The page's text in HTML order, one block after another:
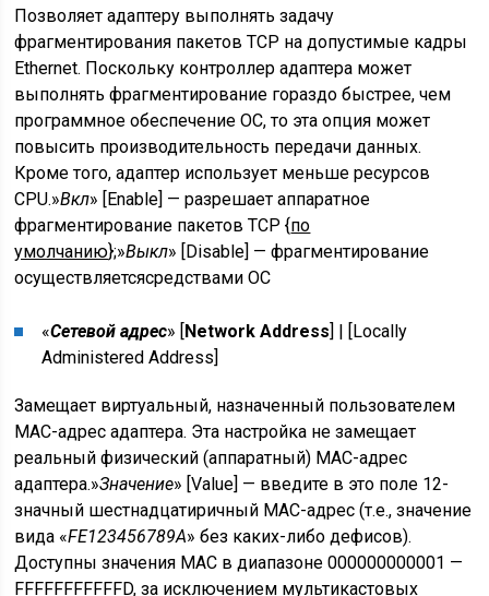
Позволяет адаптеру выполнять задачу
фрагментирования пакетов TCP на допустимые кадры
Ethernet. Поскольку контроллер адаптера может
выполнять фрагментирование гораздо быстрее, чем
программное обеспечение ОС, то эта опция может
повысить производительность передачи данных.
Кроме того, адаптер использует меньше ресурсов
CPU.»Вкл» [Enable] — разрешает аппаратное
фрагментирование пакетов TCP {по
умолчанию};»Выкл» [Disable] — фрагментирование
осуществляетсясредствами ОС
«Сетевой адрес» [Network Address] | [Locally
Administered Address]
Замещает виртуальный, назначенный пользователем
MAC-адрес адаптера. Эта настройка не замещает
реальный физический (аппаратный) MAC-адрес
адаптера.»Значение» [Value] — введите в это поле 12-
значный шестнадцатиричный MAC-адрес (т.е., значение
вида «FE123456789A» без каких-либо дефисов).
Доступны значения MAC в диапазоне 000000000001 —
FFFFFFFFFFFD, за исключением мультикастовых